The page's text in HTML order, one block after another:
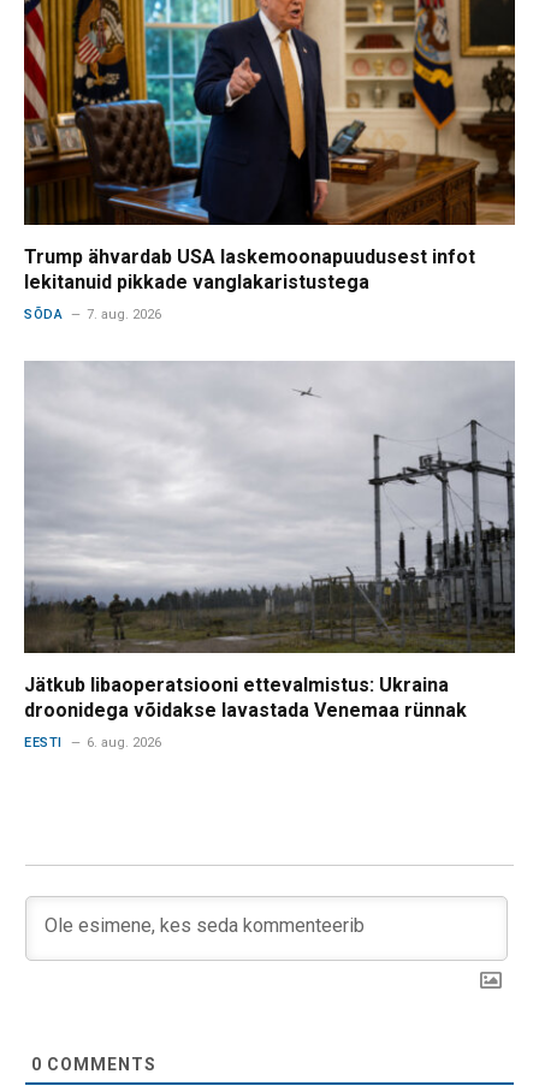
Trump ähvardab USA laskemoonapuudusest infot
lekitanuid pikkade vanglakaristustega
SÕDA 7. aug. 2026
Jätkub libaoperatsiooni ettevalmistus: Ukraina
droonidega võidakse lavastada Venemaa rünnak
EESTI 6. aug. 2026
0 COMMENTS